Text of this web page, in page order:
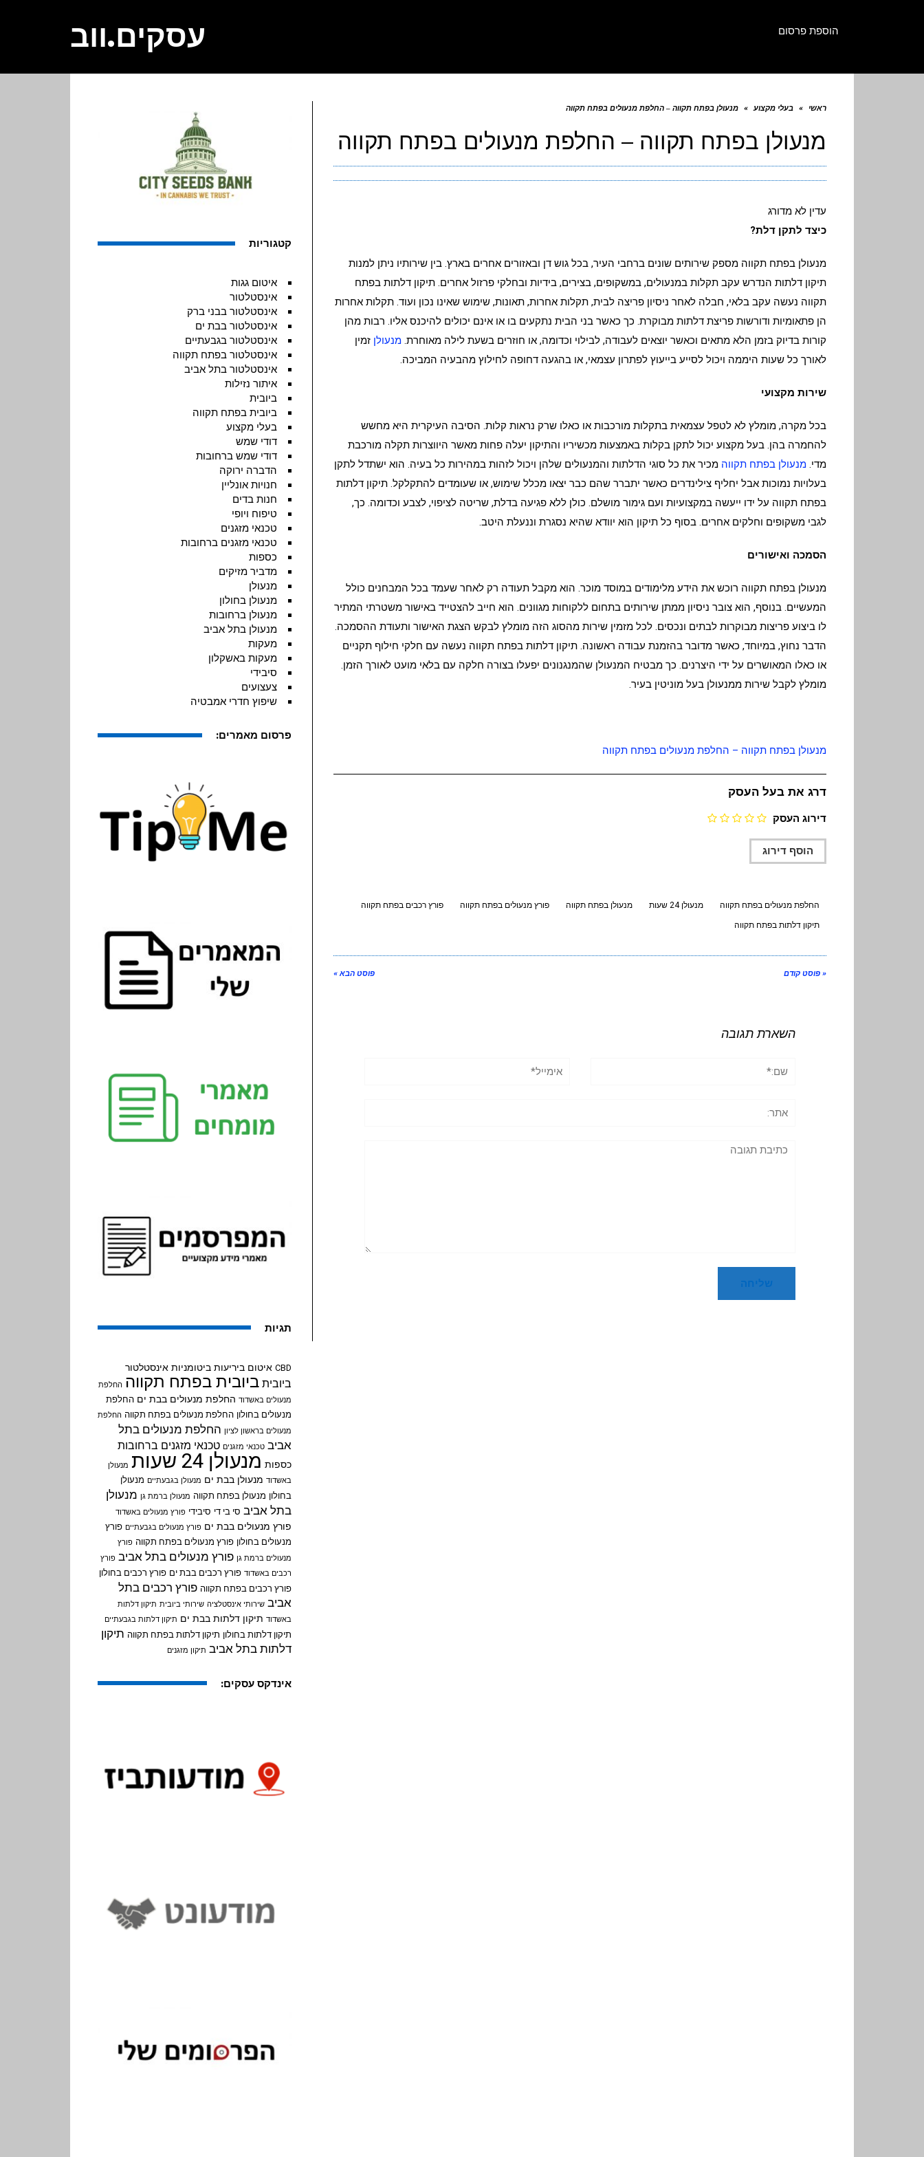
עסקים.ווב הוספת פרסום
ראשי » בעלי מקצוע » מנעולן בפתח תקווה – החלפת מנעולים בפתח תקווה
מנעולן בפתח תקווה – החלפת מנעולים בפתח תקווה
עדין לא מדורג
כיצד לתקן דלת?
מנעולן בפתח תקווה מספק שירותים שונים ברחבי העיר, בכל גוש דן ובאזורים אחרים בארץ. בין שירותיו ניתן למנות
תיקון דלתות הנדרש עקב תקלות במנעולים, במשקופים, בצירים, בידיות ובחלקי פרזול אחרים. תיקון דלתות בפתח
תקווה נעשה עקב בלאי, חבלה לאחר ניסיון פריצה לבית, תקלות אחרות, תאונות, שימוש שאינו נכון ועוד. תקלות אחרות
הן פתאומיות ודורשות פריצת דלתות מבוקרת. כך כאשר בני הבית נתקעים בו או אינם יכולים להיכנס אליו. רבות מהן
קורות בדיוק בזמן הלא מתאים וכאשר יוצאים לעבודה, לבילוי וכדומה, או חוזרים בשעת לילה מאוחרת. מנעולן זמין
לאורך כל שעות היממה ויכול לסייע בייעוץ לפתרון עצמאי, או בהגעה דחופה לחילוץ מהבעיה המביכה.
שירות מקצועי
בכל מקרה, מומלץ לא לטפל עצמאית בתקלות מורכבות או כאלו שרק נראות קלות. הסיבה העיקרית היא מחשש
להחמרה בהן. בעל מקצוע יכול לתקן בקלות באמצעות מכשיריו והתיקון יעלה פחות מאשר היווצרות תקלה מורכבת
מדי. מנעולן בפתח תקווה מכיר את כל סוגי הדלתות והמנעולים שלהן ויכול לזהות במהירות כל בעיה. הוא ישתדל לתקן
בעלויות נמוכות אבל יחליף צילינדרים כאשר יתברר שהם כבר יצאו מכלל שימוש, או שעומדים להתקלקל. תיקון דלתות
בפתח תקווה על ידו ייעשה במקצועיות ועם גימור מושלם. כולן ללא פגיעה בדלת, שריטה לציפוי, לצבע וכדומה. כך,
לגבי משקופים וחלקים אחרים. בסוף כל תיקון הוא יוודא שהיא נסגרת וננעלת היטב.
הסמכה ואישורים
מנעולן בפתח תקווה רוכש את הידע מלימודים במוסד מוכר. הוא מקבל תעודה רק לאחר שעמד בכל המבחנים כולל
המעשיים. בנוסף, הוא צובר ניסיון ממתן שירותים בתחום ללקוחות מגוונים. הוא חייב להצטייד באישור משטרתי המתיר
לו ביצוע פריצות מבוקרות לבתים ונכסים. לכל מזמין שירות מהסוג הזה מומלץ לבקש הצגת האישור ותעודת ההסמכה.
הדבר נחוץ, במיוחד, כאשר מדובר בהזמנת עבודה ראשונה. תיקון דלתות בפתח תקווה נעשה עם חלקי חילוף תקניים
או כאלו המאושרים על ידי היצרנים. כך מבטיח המנעולן שהמנגנונים יפעלו בצורה חלקה עם בלאי מועט לאורך הזמן.
מומלץ לקבל שירות ממנעולן בעל מוניטין בעיר.
מנעולן בפתח תקווה – החלפת מנעולים בפתח תקווה
דרג את בעל העסק
דירוג העסק
החלפת מנעולים בפתח תקווה מנעולן 24 שעות מנעולן בפתח תקווה פורץ מנעולים בפתח תקווה פורץ רכבים בפתח תקווה
תיקון דלתות בפתח תקווה
« פוסט קודם פוסט הבא »
השארת תגובה
תגובה
קטגוריות
איטום גגות
אינסטלטור
אינסטלטור בבני ברק
אינסטלטור בבת ים
אינסטלטור בגבעתיים
אינסטלטור בפתח תקווה
אינסטלטור בתל אביב
איתור נזילות
ביובית
ביובית בפתח תקווה
בעלי מקצוע
דודי שמש
דודי שמש ברחובות
הדברה ירוקה
חנויות אונליין
חנות בדים
טיפוח ויופי
טכנאי מזגנים
טכנאי מזגנים ברחובות
כספות
מדביר מזיקים
מנעולן
מנעולן בחולון
מנעולן ברחובות
מנעולן בתל אביב
מעקות
מעקות באשקלון
סיבידי
צעצועים
שיפוץ חדרי אמבטיה
פרסום מאמרים:
תגיות
CBD איטום ביריעות ביטומניות אינסטלטור
ביובית ביובית בפתח תקווה החלפת
מנעולים באשדוד החלפת מנעולים בבת ים החלפת
מנעולים בחולון החלפת מנעולים בפתח תקווה החלפת
מנעולים בראשון לציון החלפת מנעולים בתל
אביב טכנאי מזגנים טכנאי מזגנים ברחובות
כספות מנעולן 24 שעות
מנעולן
באשדוד מנעולן בבת ים מנעולן בגבעתיים מנעולן
בחולון מנעולן בפתח תקווה מנעולן ברמת גן מנעולן
בתל אביב סי בי די סיבידי פורץ מנעולים באשדוד
פורץ מנעולים בבת ים פורץ מנעולים בגבעתיים פורץ
מנעולים בחולון פורץ מנעולים בפתח תקווה פורץ
מנעולים ברמת גן פורץ מנעולים בתל אביב פורץ
רכבים באשדוד פורץ רכבים בבת ים פורץ רכבים בחולון
פורץ רכבים בפתח תקווה פורץ רכבים בתל
אביב שירותי אינסטלציה שירותי ביובית תיקון דלתות
באשדוד תיקון דלתות בבת ים תיקון דלתות בגבעתיים
תיקון דלתות בחולון תיקון דלתות בפתח תקווה תיקון
דלתות בתל אביב תיקון מזגנים
אינדקס עסקים: